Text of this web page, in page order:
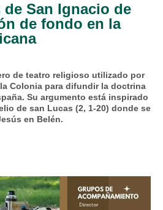
San Ignacio de
de fondo en la
de teatro religioso utilizado por
Colonia para difundir la doctrina
Su argumento está inspirado
de san Lucas (2, 1-20) donde se
en Belén.